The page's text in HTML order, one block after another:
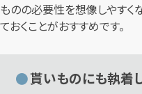
ものの必要性を想像しやすく
ておくことがおすすめです。
貰いものにも執着